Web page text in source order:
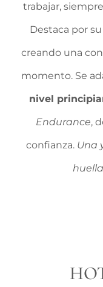
trabajar,
Destaca por
creando una
momento. Se
nivel
Endurance,
confianza. Una